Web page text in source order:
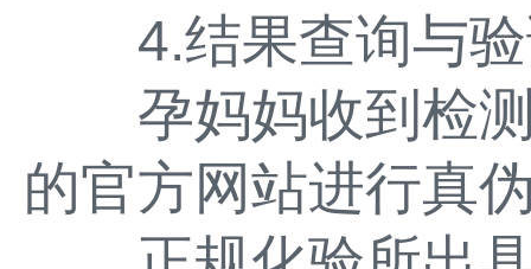
4.结果查询与验
孕妈妈收到检测
的官方网站进行真